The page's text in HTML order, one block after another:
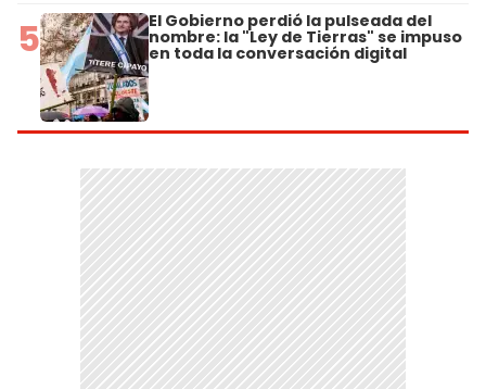
5 El Gobierno perdió la pulseada del
nombre: la "Ley de Tierras" se impuso
en toda la conversación digital